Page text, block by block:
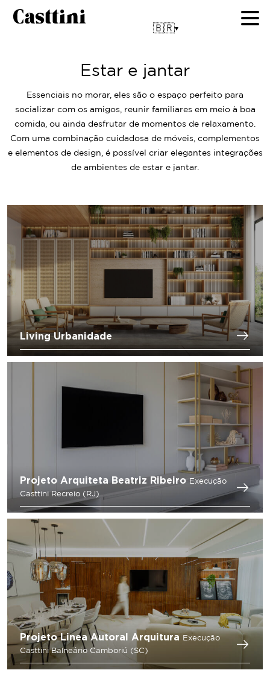
🇧🇷▾
Estar e jantar
Essenciais no morar, eles são o espaço perfeito para
socializar com os amigos, reunir familiares em meio à boa
comida, ou ainda desfrutar de momentos de relaxamento.
Com uma combinação cuidadosa de móveis, complementos
e elementos de design, é possível criar elegantes integrações
de ambientes de estar e jantar.
Living Urbanidade
Projeto Arquiteta Beatriz Ribeiro
Execução
Casttini Recreio (RJ)
Projeto Linea Autoral Arquitura
Execução
Casttini Balneário Camboriú (SC)